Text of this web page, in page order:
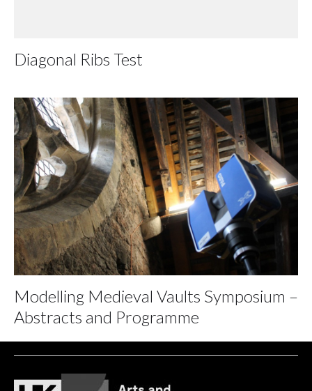
Diagonal Ribs Test
Modelling Medieval Vaults Symposium –
Abstracts and Programme